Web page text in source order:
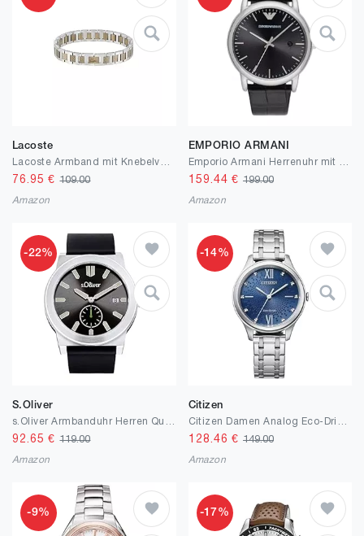
Lacoste
76.95 €109.00
Amazon
EMPORIO ARMANI
159.44 € 199.00
Amazon
-22%
S.Oliver
92.65 €119.00
Amazon
-14%
Citizen
128.46 € 149.00
Amazon
-9% -17%